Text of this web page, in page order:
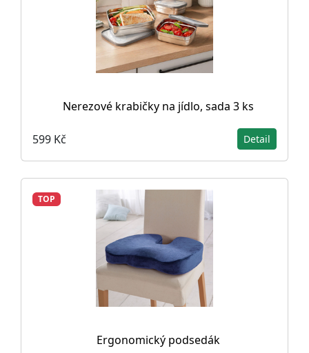
Nerezové krabičky na jídlo, sada 3 ks
599 Kč Detail
TOP
Ergonomický podsedák